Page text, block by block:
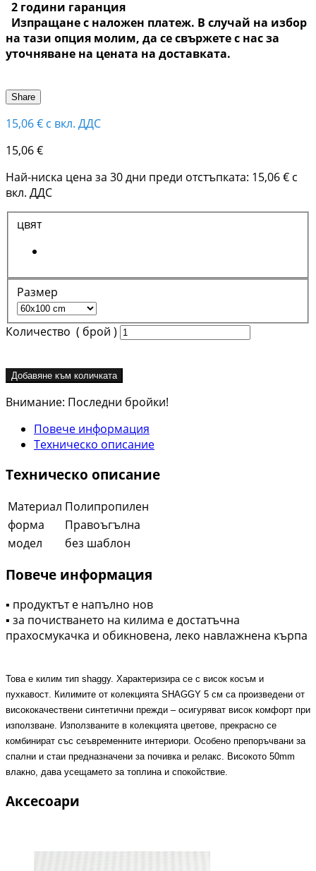
2 години гаранция
Изпращане с наложен платеж. В случай на избор
на тази опция молим, да се свържете с нас за
уточняване на цената на доставката.
Share
15,06 € с вкл. ДДС
15,06 €
Най-ниска цена за 30 дни преди отстъпката: 15,06 € с
вкл. ДДС
цвят
Pазмер
Количество ( брой )
Добавяне към количката
Внимание: Последни бройки!
Повече информация
Техническо описание
Техническо описание
Материал Полипропилен
форма
Правоъгълна
модел
без шаблон
Повече информация
▪ продуктът е напълно нов
▪ за почистването на килима е достатъчна
прахосмукачка и обикновена, леко навлажнена кърпа
Това е килим тип shaggy. Характеризира се с висок косъм и
пухкавост
Килимите от колекцията SHAGGY 5 cм са произведени от
висококачествени синтетични прежди – осигуряват висок комфорт при
използване
Използваните в колекцията цветове, прекрасно се
комбинират със сеъвременните интериори Особено препоръчвани за
спални и стаи предназначени за почивка и релакс
Високото 50mm
влакно, дава усещамето за топлина и спокойствие.
Аксесоари